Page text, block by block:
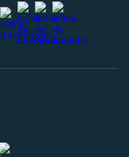
instagram
facebook
stravayoutube